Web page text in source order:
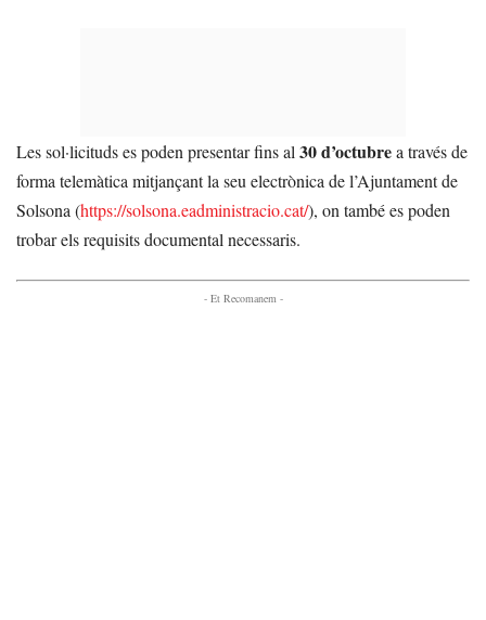
Les sol·licituds es poden presentar fins al 30 d’octubrea través de
forma telemàtica mitjançant la seu electrònica de l’Ajuntament de
Solsona (https://solsona.eadministracio.cat/), on també es poden
trobar els requisits documental necessaris.
- Et Recomanem -